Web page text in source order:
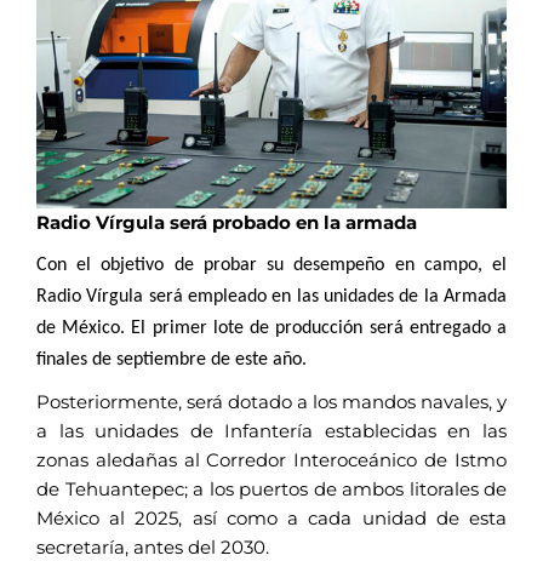
Radio Vírgula será probado en la armada
Con el objetivo de probar su desempeño en campo, el
Radio Vírgula será empleado en las unidades de la Armada
de México. El primer lote de producción será entregado a
finales de septiembre de este año.
Posteriormente, será dotado a los mandos navales, y
a las unidades de Infantería establecidas en las
zonas aledañas al Corredor Interoceánico de Istmo
de Tehuantepec; a los puertos de ambos litorales de
México al 2025, así como a cada unidad de esta
secretaría, antes del 2030.